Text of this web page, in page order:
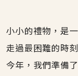
小小的禮物，是
走過最困難的時刻
今年，我們準備